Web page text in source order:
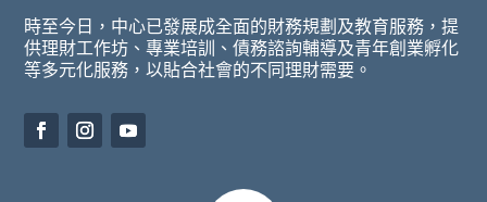
時至今日，中心已發展成全面的財務規劃及教育服務，提
供理財工作坊、專業培訓、債務諮詢輔導及青年創業孵化
等多元化服務，以貼合社會的不同理財需要。